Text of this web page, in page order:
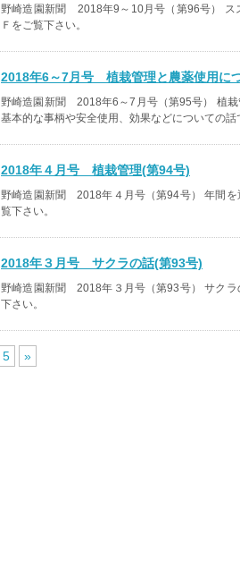
野崎造園新聞 2018年9～10月号（第96号） ス
Ｆをご覧下さい。
2018年6～7月号 植栽管理と農薬使用に
野崎造園新聞 2018年6～7月号（第95号） 植
基本的な事柄や安全使用、効果などについての
2018年４月号 植栽管理(第94号)
野崎造園新聞 2018年４月号（第94号） 年間を
覧下さい。
2018年３月号 サクラの話(第93号)
野崎造園新聞 2018年３月号（第93号） サクラ
下さい。
5 »